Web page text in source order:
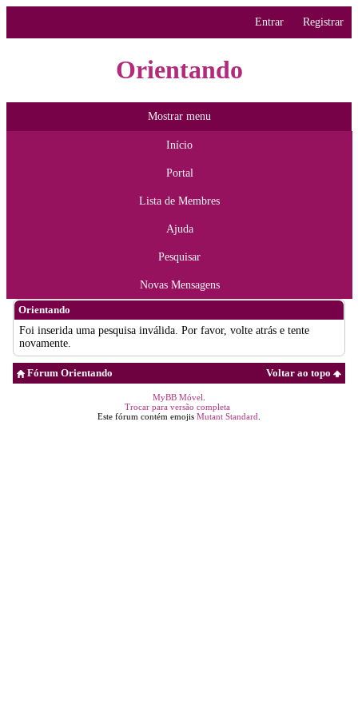
Entrar Registrar
Orientando
Mostrar menu
Início
Portal
Lista de Membres
Ajuda
Pesquisar
Novas Mensagens
Orientando
Foi inserida uma pesquisa inválida. Por favor, volte atrás e tente
novamente.
Voltar ao topo
Fórum Orientando
MyBB Móvel
Trocar para versão completa
Este fórum contém emojis Mutant Standard